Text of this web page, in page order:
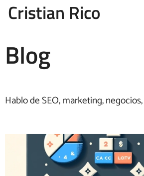
Cristian Rico
Blog
Hablo de SEO, marketing,